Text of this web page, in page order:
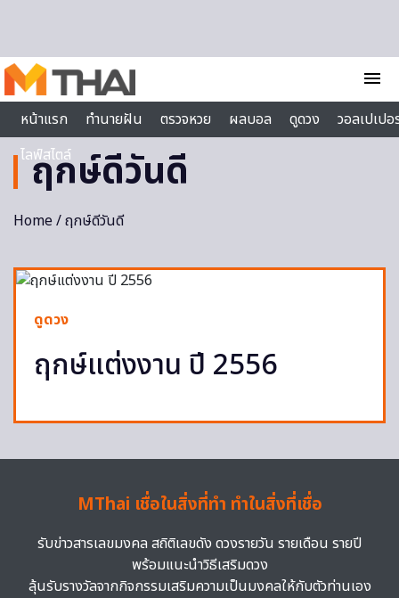
menu
หน้าแรก
ทำนายฝัน ตรวจหวย ผลบอล ดูดวง
วอลเปเป
ไลฟ์สไตล์
ฤกษ์ดีวันดี
Home/ ฤกษ์ดีวันดี
ดูดวง
ฤกษ์แต่งงาน ปี 2556
MThai เชื่อในสิ่งที่ทำ ทำในสิ่งที่เชื่อ
รับข่าวสารเลขมงคล สถิติเลขดัง ดวงรายวัน รายเดือน รายปี
พร้อมแนะนำวิธีเสริมดวง
ลุ้นรับรางวัลจากกิจกรรมเสริมความเป็นมงคลให้กับตัวท่านเอง